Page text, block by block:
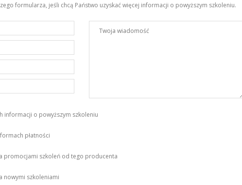
formularza, jeśli chcą Państwo uzyskać więcej informacji o powyższym szkoleniu.
informacji o powyższym szkoleniu
płatności
promocjami szkoleń od tego producenta
nowymi szkoleniami